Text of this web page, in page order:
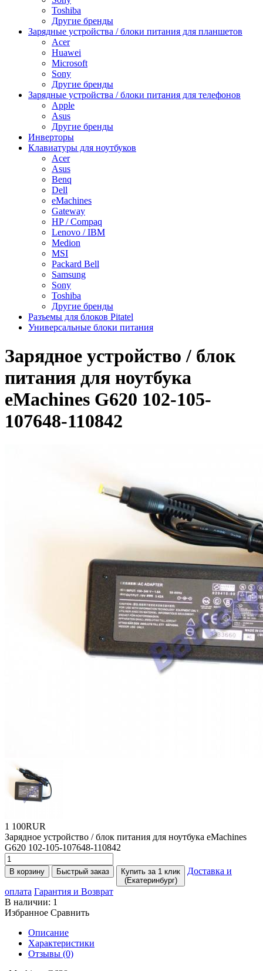
Toshiba
Другие бренды
Зарядные устройства / блоки питания для планшетов
Acer
Huawei
Microsoft
Sony
Другие бренды
Зарядные устройства / блоки питания для телефонов
Apple
Asus
Другие бренды
Инверторы
Клавиатуры для ноутбуков
Acer
Asus
Benq
Dell
eMachines
Gateway
HP / Compaq
Lenovo / IBM
Medion
MSI
Packard Bell
Samsung
Sony
Toshiba
Другие бренды
Разъемы для блоков Pitatel
Универсальные блоки питания
Зарядное уcтройство / блок
питания для ноутбука
eMachines G620 102-105-
107648-110842
1 100RUR
Зарядное уcтройство / блок питания для ноутбука eMachines
G620 102-105-107648-110842
В корзину Быстрый заказ
Купить за 1 клик
(Екатеринбург)
Доставка и
оплата Гарантия и Возврат
В наличии: 1
Избранное Сравнить
Описание
Характеристики
Отзывы (0)